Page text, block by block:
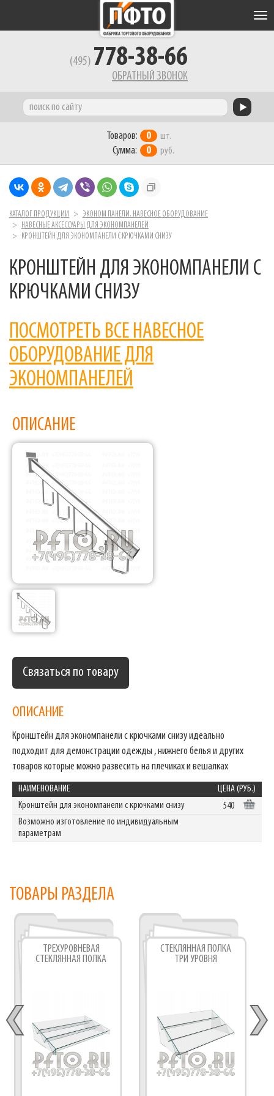
(495) 778-38-66
ОБРАТНЫЙ ЗВОНОК
Фабрика торгового оборудования
Товаров: 0 шт.
Сумма: 0 руб.
КАТАЛОГ ПРОДУКЦИИ
ЭКОНОМ ПАНЕЛИ. НАВЕСНОЕ ОБОРУДОВАНИЕ
НАВЕСНЫЕ АКСЕССУАРЫ ДЛЯ ЭКОНОМПАНЕЛЕЙ
КРОНШТЕЙН ДЛЯ ЭКОНОМПАНЕЛИ С КРЮЧКАМИ СНИЗУ
КРОНШТЕЙН ДЛЯ ЭКОНОМПАНЕЛИ С
КРЮЧКАМИ СНИЗУ
ПОСМОТРЕТЬ ВСЕ НАВЕСНОЕ
ОБОРУДОВАНИЕ ДЛЯ
ЭКОНОМПАНЕЛЕЙ
ОПИСАНИЕ
Связаться по товару
ОПИСАНИЕ
Кронштейн для экономпанели с крючками снизу идеально
подходит для демонстрации одежды , нижнего белья и других
товаров которые можно развесить на плечиках и вешалках
НАИМЕНОВАНИЕ
ЦЕНА (РУБ.)
Кронштейн для экономпанели с крючками снизу
540
Возможно изготовление по индивидуальным
параметрам
ТОВАРЫ РАЗДЕЛА
ТРЕХУРОВНЕВАЯ
СТЕКЛЯННАЯ ПОЛКА
СТЕКЛЯННАЯ ПОЛКА
ТРИ УРОВНЯ